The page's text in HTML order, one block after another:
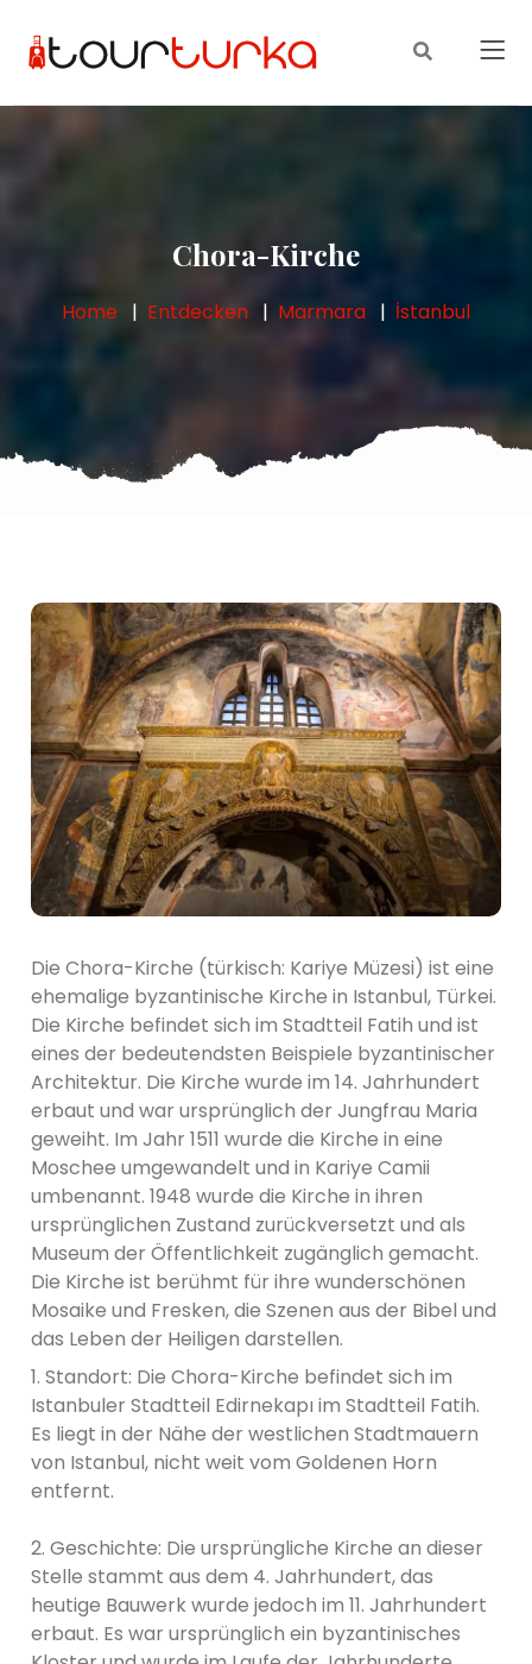
Chora-Kirche
Home Entdecken Marmara İstanbul
Die Chora-Kirche (türkisch: Kariye Müzesi) ist eine
ehemalige byzantinische Kirche in Istanbul, Türkei.
Die Kirche befindet sich im Stadtteil Fatih und ist
eines der bedeutendsten Beispiele byzantinischer
Architektur. Die Kirche wurde im 14. Jahrhundert
erbaut und war ursprünglich der Jungfrau Maria
geweiht. Im Jahr 1511 wurde die Kirche in eine
Moschee umgewandelt und in Kariye Camii
umbenannt. 1948 wurde die Kirche in ihren
ursprünglichen Zustand zurückversetzt und als
Museum der Öffentlichkeit zugänglich gemacht.
Die Kirche ist berühmt für ihre wunderschönen
Mosaike und Fresken, die Szenen aus der Bibel und
das Leben der Heiligen darstellen.
1. Standort: Die Chora-Kirche befindet sich im
Istanbuler Stadtteil Edirnekapı im Stadtteil Fatih.
Es liegt in der Nähe der westlichen Stadtmauern
von Istanbul, nicht weit vom Goldenen Horn
entfernt.
2. Geschichte: Die ursprüngliche Kirche an dieser
Stelle stammt aus dem 4. Jahrhundert, das
heutige Bauwerk wurde jedoch im 11. Jahrhundert
erbaut. Es war ursprünglich ein byzantinisches